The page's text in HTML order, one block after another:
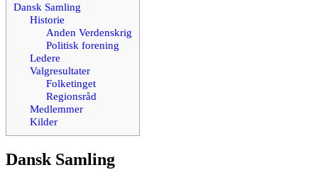
Dansk Samling
Historie
Anden Verdenskrig
Politisk forening
Ledere
Valgresultater
Folketinget
Regionsråd
Medlemmer
Kilder
Dansk Samling